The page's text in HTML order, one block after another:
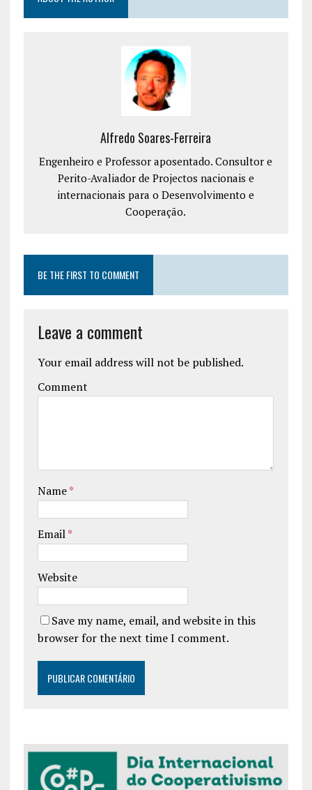
Alfredo Soares-Ferreira
Engenheiro e Professor aposentado. Consultor e
Perito-Avaliador de Projectos nacionais e
internacionais para o Desenvolvimento e
Cooperação.
BE THE FIRST TO COMMENT
Leave a comment
Your email address will not be published.
Comment
Name*
Email*
Website
Save my name, email, and website in this
browser for the next time I comment.